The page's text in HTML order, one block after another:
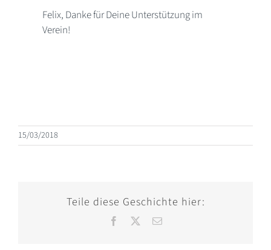
Felix, Danke für Deine Unterstützung im
Verein!
15/03/2018
Teile diese Geschichte hier:
Facebook
E-